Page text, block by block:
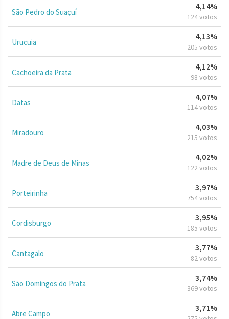
São Pedro do Suaçuí
4,14%
124 votos
Urucuia
4,13%
205 votos
Cachoeira da Prata
4,12%
98 votos
Datas
4,07%
114 votos
Miradouro
4,03%
215 votos
Madre de Deus de Minas
4,02%
122 votos
Porteirinha
3,97%
754 votos
Cordisburgo
3,95%
185 votos
Cantagalo
3,77%
82 votos
São Domingos do Prata
3,74%
369 votos
Abre Campo
3,71%